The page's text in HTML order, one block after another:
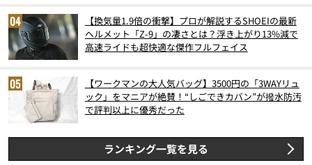
【換気量1.9倍の衝撃】プロが解説するSHOEIの最新
ヘルメット「Z-9」の凄さとは？浮き上がり13%減で
高速ライドも超快適な傑作フルフェイス
【ワークマンの大人気バッグ】3500円の「3WAYリュ
ック」をマニアが絶賛！“しごできカバン”が撥水防汚
で評判以上に優秀だった
ランキング一覧を見る